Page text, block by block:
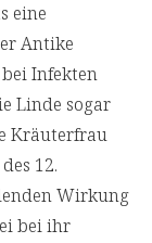
eine
Antike
Infekten
Linde sogar
Kräuterfrau
12.
Wirkung
bei ihr